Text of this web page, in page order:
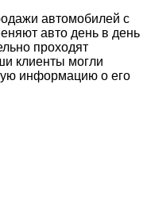
автомобилей с
авто день в день
проходят
клиенты могли
информацию о его